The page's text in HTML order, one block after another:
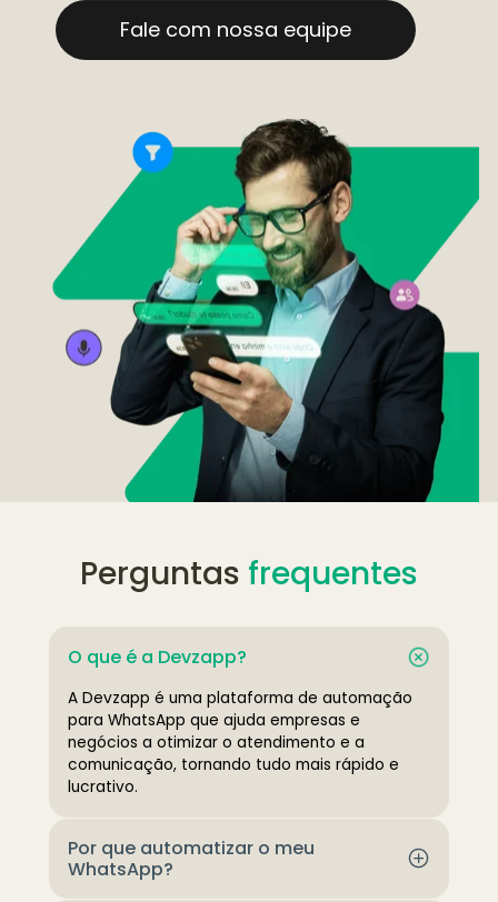
Fale com nossa equipe
Perguntas frequentes
O que é a Devzapp?
A Devzapp é uma plataforma de automação
para WhatsApp que ajuda empresas e
negócios a otimizar o atendimento e a
comunicação, tornando tudo mais rápido e
lucrativo.
Por que automatizar o meu
WhatsApp?